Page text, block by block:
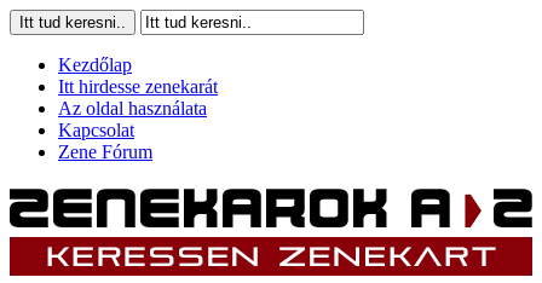
Kezdőlap
Itt hirdesse zenekarát
Az oldal használata
Kapcsolat
Zene Fórum